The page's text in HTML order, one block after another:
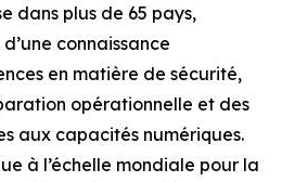
dans plus de 65 pays,
connaissance
en matière de sécurité,
opérationnelle et des
aux capacités numériques.
à l’échelle mondiale pour la